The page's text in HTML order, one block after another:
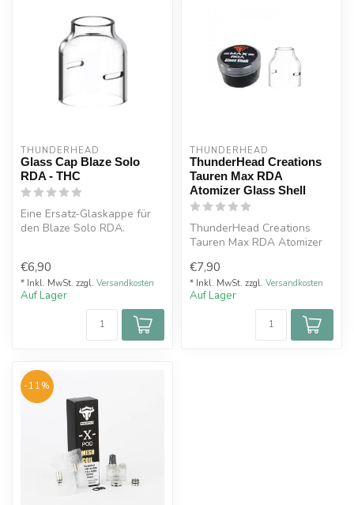
THUNDERHEAD
Glass Cap Blaze Solo
RDA - THC
Eine Ersatz-Glaskappe für
den Blaze Solo RDA.
€6,90
* Inkl. MwSt. zzgl. Versandkosten
Auf Lager
THUNDERHEAD
ThunderHead Creations
Tauren Max RDA
Atomizer Glass Shell
ThunderHead Creations
Tauren Max RDA Atomizer
€7,90
* Inkl. MwSt. zzgl. Versandkosten
Auf Lager
-11%